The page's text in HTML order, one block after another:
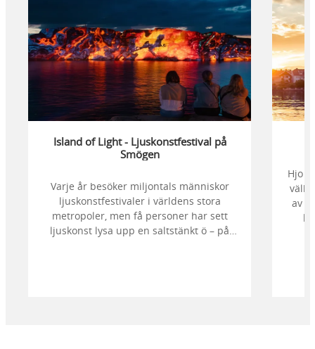
Island of Light - Ljuskonstfestival på
Smögen
Varje år besöker miljontals människor
ljuskonstfestivaler i världens stora
metropoler, men få personer har sett
ljuskonst lysa upp en saltstänkt ö – på
Hjo
av